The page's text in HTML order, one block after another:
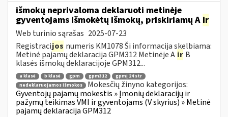
išmokų neprivaloma deklaruoti metinėje
gyventojams išmokėtų išmokų, priskiriamų A ir
Web turinio sąrašas 2025-07-23
Registracijos numeris KM1078 Ši informacija skelbiama:
Metinė pajamų deklaracija GPM312 Metinėje A ir B
klasės išmokų deklaracijoje GPM312...
a klasė b klasė gpm gpm312
gpmį 24 str
nedeklaruojamos išmokos
Mokesčių žinyno kategorijos:
Gyventojų pajamų mokestis » Įmonių deklaracijų ir
pažymų teikimas VMI ir gyventojams (V skyrius) » Metinė
pajamų deklaracija GPM312